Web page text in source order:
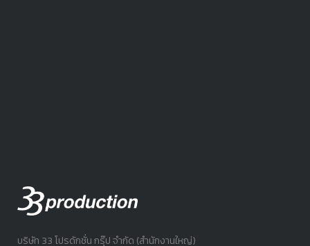
บริษัท 33 โปรดักชั่น กรุ๊ป จำกัด (สำนักงานใหญ่)